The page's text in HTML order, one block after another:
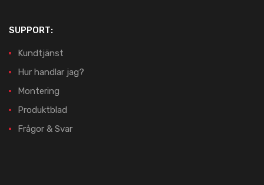
SUPPORT:
Kundtjänst
Hur handlar jag?
Montering
Produktblad
Frågor & Svar